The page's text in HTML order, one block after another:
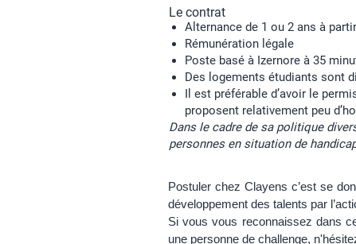
Le contrat
Alternance de 1 ou 2 ans à
Rémunération légale
Poste basé à Izernore à 35
Des logements étudiants sont
Il est préférable d’avoir le
proposent relativement peu
Dans le cadre de sa politique
personnes en situation de
Postuler chez Clayens c’est se
développement des talents par
Si vous vous reconnaissez dans
une personne de challenge,